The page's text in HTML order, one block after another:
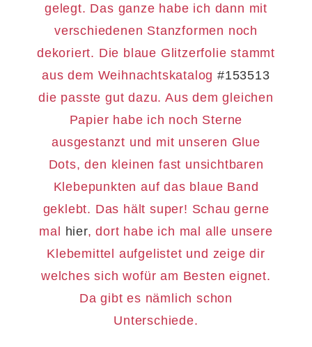
gelegt. Das ganze habe ich dann mit
verschiedenen Stanzformen noch
dekoriert. Die blaue Glitzerfolie stammt
aus dem Weihnachtskatalog#153513
die passte gut dazu. Aus dem gleichen
Papier habe ich noch Sterne
ausgestanzt und mit unseren Glue
Dots, den kleinen fast unsichtbaren
Klebepunkten auf das blaue Band
geklebt. Das hält super! Schau gerne
mal hier, dort habe ich mal alle unsere
Klebemittel aufgelistet und zeige dir
welches sich wofür am Besten eignet.
Da gibt es nämlich schon
Unterschiede.